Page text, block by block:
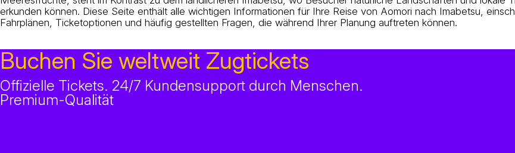
erkunden können. Diese Seite enthält alle wichtigen Informationen für Ihre Reise von Aomori nach Imabetsu,
Fahrplänen, Ticketoptionen und häufig gestellten Fragen, die während Ihrer Planung auftreten können.
Buchen Sie weltweit Zugtickets
Offizielle Tickets. 24/7 Kundensupport durch Menschen.
Premium-Qualität